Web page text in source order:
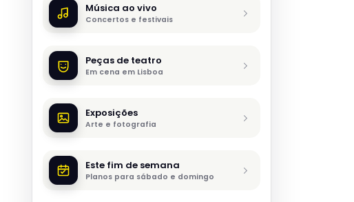
Música ao vivo
Concertos e festivais
Peças de teatro
Em cena em Lisboa
Exposições
Arte e fotografia
Este fim de semana
Planos para sábado e domingo